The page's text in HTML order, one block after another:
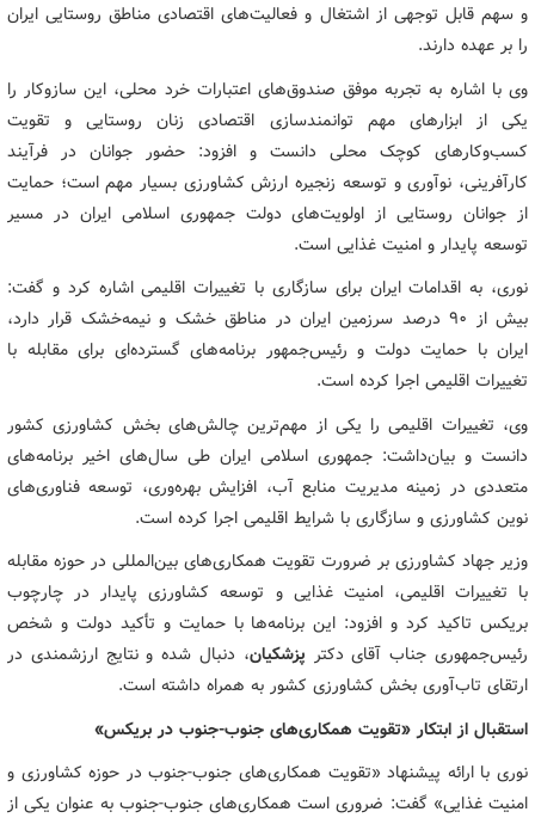
و سهم قابل توجهی از اشتغال و فعالیت‌های اقتصادی مناطق روستایی ایران
را بر عهده دارند.
وی با اشاره به تجربه موفق صندوق‌های اعتبارات خرد محلی، این سازوکار را
یکی از ابزارهای مهم توانمندسازی اقتصادی زنان روستایی و تقویت
کسب‌وکارهای کوچک محلی دانست و افزود: حضور جوانان در فرآیند
کارآفرینی، نوآوری و توسعه زنجیره ارزش کشاورزی بسیار مهم است؛ حمایت
از جوانان روستایی از اولویت‌های دولت جمهوری اسلامی ایران در مسیر
توسعه پایدار و امنیت غذایی است.
نوری، به اقدامات ایران برای سازگاری با تغییرات اقلیمی اشاره کرد و گفت:
بیش از ۹۰ درصد سرزمین ایران در مناطق خشک و نیمه‌خشک قرار دارد،
ایران با حمایت دولت و رئیس‌جمهور برنامه‌های گسترده‌ای برای مقابله با
تغییرات اقلیمی اجرا کرده است.
وی، تغییرات اقلیمی را یکی از مهم‌ترین چالش‌های بخش کشاورزی کشور
دانست و بیان‌داشت: جمهوری اسلامی ایران طی سال‌های اخیر برنامه‌های
متعددی در زمینه مدیریت منابع آب، افزایش بهره‌وری، توسعه فناوری‌های
نوین کشاورزی و سازگاری با شرایط اقلیمی اجرا کرده است.
وزیر جهاد کشاورزی بر ضرورت تقویت همکاری‌های بین‌المللی در حوزه مقابله
با تغییرات اقلیمی، امنیت غذایی و توسعه کشاورزی پایدار در چارچوب
بریکس تاکید کرد و افزود: این برنامه‌ها با حمایت و تأکید دولت و شخص
رئیس‌جمهوری جناب آقای دکتر پزشکیان، دنبال شده و نتایج ارزشمندی در
ارتقای تاب‌آوری بخش کشاورزی کشور به همراه داشته است.
استقبال از ابتکار «تقویت همکاری‌های جنوب-جنوب در بریکس»
نوری با ارائه پیشنهاد «تقویت همکاری‌های جنوب-جنوب در حوزه کشاورزی و
امنیت غذایی» گفت: ضروری است همکاری‌های جنوب-جنوب به عنوان یکی از